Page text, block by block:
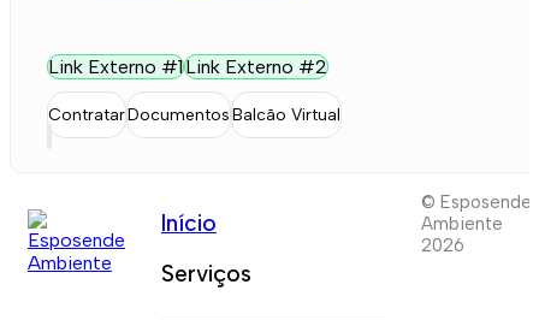
Link Externo #1Link Externo #2
ContratarDocumentosBalcão Virtual
Início
Serviços
© Esposende
Ambiente
2026